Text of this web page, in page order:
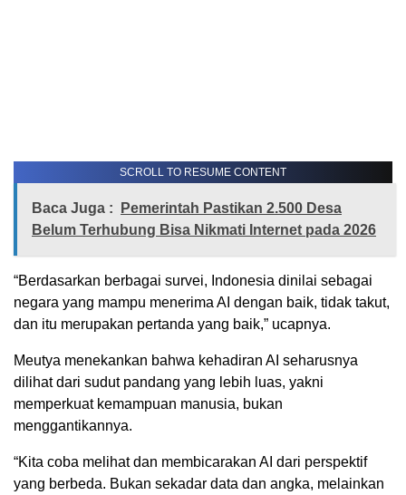
SCROLL TO RESUME CONTENT
Baca Juga :
Pemerintah Pastikan 2.500 Desa
Belum Terhubung Bisa Nikmati Internet pada 2026
“Berdasarkan berbagai survei, Indonesia dinilai sebagai
negara yang mampu menerima AI dengan baik, tidak takut,
dan itu merupakan pertanda yang baik,” ucapnya.
Meutya menekankan bahwa kehadiran AI seharusnya
dilihat dari sudut pandang yang lebih luas, yakni
memperkuat kemampuan manusia, bukan
menggantikannya.
“Kita coba melihat dan membicarakan AI dari perspektif
yang berbeda. Bukan sekadar data dan angka, melainkan